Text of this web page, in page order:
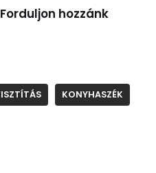
hozzánk
KONYHASZÉK